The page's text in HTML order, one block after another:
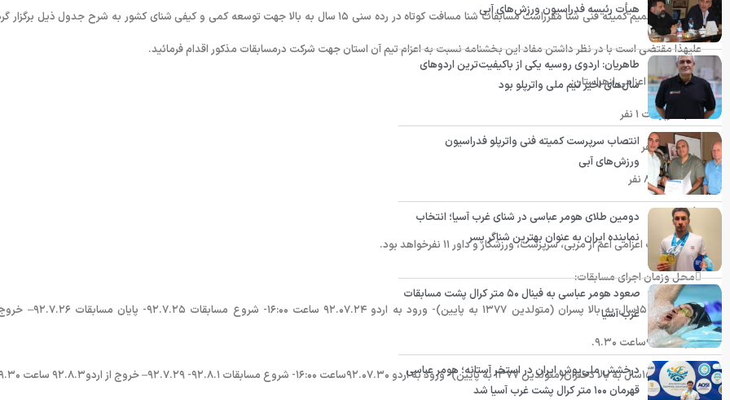
بر اساس تصمیم کمیته فنی شنا مقرراست مسابقات شنا مسافت کوتاه در رده سنی ١۵ سال به بالا جهت توسعه کمی و کیفی شنای کشور به شرح جدول ذیل
علیهذا مقتضی است با در نظر داشتن مفاد این بخشنامه نسبت به اعزام تیم آن استان جهت شرکت درمسابقات مذکور اقدام فرمائید.
تعداد افراد اعزامی ازهراستان:
الف) سرپرست ١ نفر
ب) مربی ١ نفر
ج) ورزشکار ٨ نفر
د) داور ١ نفر
حداکثر نفرات اعزامی اعم از مربی، سرپرست، ورزشکار و داور ١١ نفرخواهد بود.
محل وزمان اجرای مسابقات:
رده ی سنی ١۵سال به بالا پسران (متولدین ١٣٧٧ به پایین)- ورود به اردو ٩٢.۰٧.٢۴ ساعت ١۶:۰۰- شروع
اردو٩٢.٧.٢٧ساعت ٩.٣۰.
رده ی سنی ١۵سال به بالا دختران(متولدین ١٣٧٧ به پایین)- ورود به اردو ٩٢.۰٧.٣۰ساعت ١۶:۰۰- شروع مسابقات ٩٢.٨.١- ٩٢.٧.٢٩– خروج از اردو٩٢.٨.٣ ساعت ٩.٣۰.
هیأت رئیسه فدراسیون ورزش‌های آبی
طاهریان: اردوی روسیه یکی از باکیفیت‌ترین اردوهای
سال‌های اخیر تیم ملی واترپلو بود
انتصاب سرپرست کمیته فنی واترپلو فدراسیون
ورزش‌های آبی
دومین طلای هومر عباسی در شنای غرب آسیا؛ انتخاب
نماینده ایران به عنوان بهترین شناگر پسر
صعود هومر عباسی به فینال ۵۰ متر کرال پشت مسابقات
غرب آسیا
درخشش ملی‌پوش ایران در استخر آستانه؛ هومر عباسی
قهرمان ۱۰۰ متر کرال پشت غرب آسیا شد